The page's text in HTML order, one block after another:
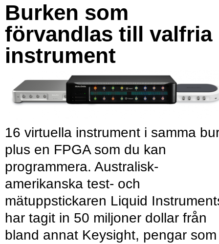
Burken som
förvandlas till valfria
instrument
16 virtuella instrument i samma
plus en FPGA som du kan
programmera. Australisk-
amerikanska test- och
mätuppstickaren Liquid
har tagit in 50 miljoner dollar från
bland annat Keysight, pengar som